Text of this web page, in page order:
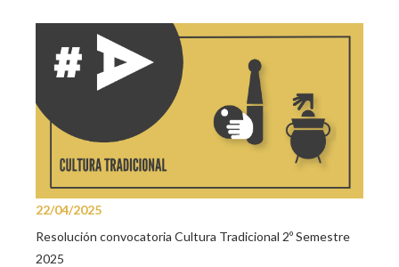
22/04/2025
Resolución convocatoria Cultura Tradicional 2º Semestre
2025